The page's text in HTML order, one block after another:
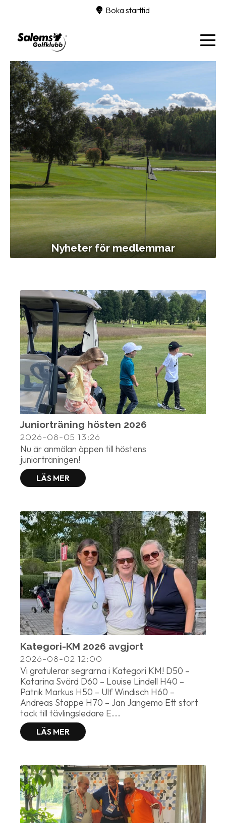
Boka starttid
Nyheter för medlemmar
Juniorträning hösten 2026
2026-08-05 13:26
Nu är anmälan öppen till höstens
juniorträningen!
LÄS MER
Kategori-KM 2026 avgjort
2026-08-02 12:00
Vi gratulerar segrarna i Kategori KM! D50 –
Katarina Svärd D60 – Louise Lindell H40 –
Patrik Markus H50 – Ulf Windisch H60 –
Andreas Stappe H70 – Jan Jangemo Ett stort
tack till tävlingsledare E...
LÄS MER